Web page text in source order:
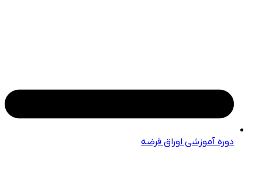
دوره آموزشی اوراق قرضه